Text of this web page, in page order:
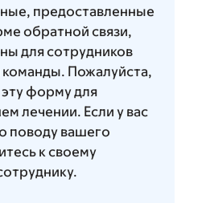
предоставленные
обратной связи,
для сотрудников
Пожалуйста,
эту форму для
лечении. Если у вас
поводу вашего
к своему